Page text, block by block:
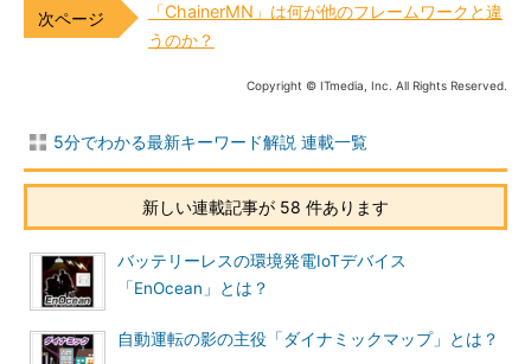
「ChainerMN」は何が他のフレームワークと違
うのか？
Copyright © ITmedia, Inc. All Rights Reserved.
5分でわかる最新キーワード解説 連載一覧
新しい連載記事が 58 件あります
バッテリーレスの環境発電IoTデバイス
「EnOcean」とは？
自動運転の影の主役「ダイナミックマップ」とは？